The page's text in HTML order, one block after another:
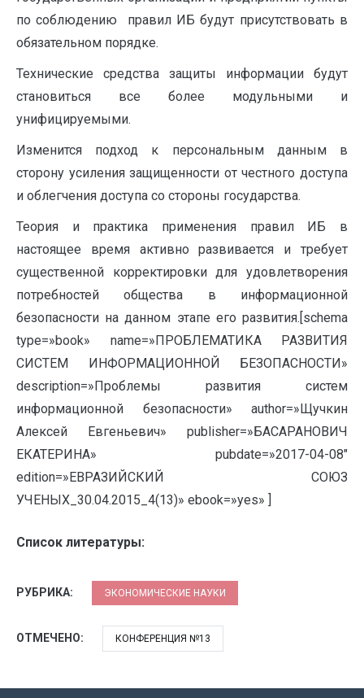
по соблюдению правил ИБ будут присутствовать в
обязательном порядке.
Технические средства защиты информации будут
становиться все более модульными и
унифицируемыми.
Изменится подход к персональным данным в
сторону усиления защищенности от честного доступа
и облегчения доступа со стороны государства.
Теория и практика применения правил ИБ в
настоящее время активно развивается и требует
существенной корректировки для удовлетворения
потребностей общества в информационной
безопасности на данном этапе его развития.[schema
type=»book» name=»ПРОБЛЕМАТИКА РАЗВИТИЯ
СИСТЕМ ИНФОРМАЦИОННОЙ БЕЗОПАСНОСТИ»
description=»Проблемы развития систем
информационной безопасности» author=»Щучкин
Алексей Евгеньевич» publisher=»БАСАРАНОВИЧ
ЕКАТЕРИНА» pubdate=»2017-04-08″
edition=»ЕВРАЗИЙСКИЙ СОЮЗ
УЧЕНЫХ_30.04.2015_4(13)» ebook=»yes» ]
Список литературы:
РУБРИКА: ЭКОНОМИЧЕСКИЕ НАУКИ
ОТМЕЧЕНО: КОНФЕРЕНЦИЯ №13